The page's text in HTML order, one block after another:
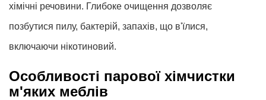
хімічні речовини. Глибоке очищення дозволяє
позбутися пилу, бактерій, запахів, що в'їлися,
включаючи нікотиновий.
Особливості парової хімчистки
м'яких меблів